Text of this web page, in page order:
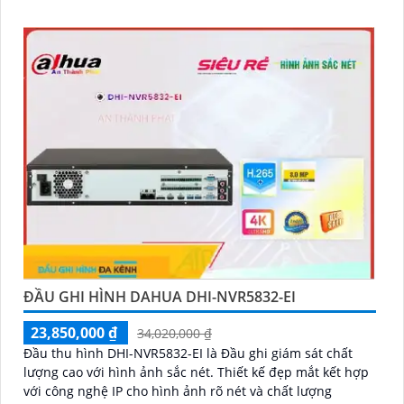
ĐẦU GHI HÌNH DAHUA DHI-NVR5832-EI
23,850,000 ₫
34,020,000 ₫
Đầu thu hình DHI-NVR5832-EI là Đầu ghi giám sát chất
lượng cao với hình ảnh sắc nét. Thiết kế đẹp mắt kết hợp
với công nghệ IP cho hình ảnh rõ nét và chất lượng